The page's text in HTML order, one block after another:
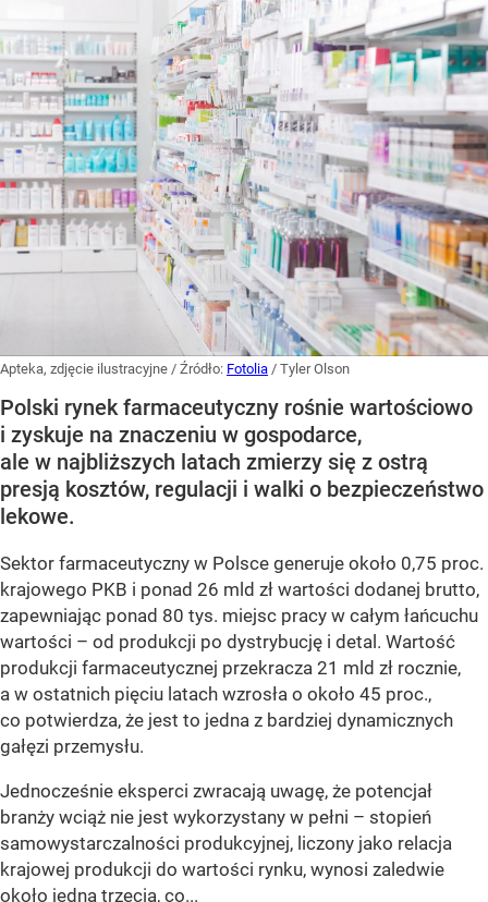
Apteka, zdjęcie ilustracyjne / Źródło: Fotolia / Tyler Olson
Polski rynek farmaceutyczny rośnie wartościowo
i zyskuje na znaczeniu w gospodarce,
ale w najbliższych latach zmierzy się z ostrą
presją kosztów, regulacji i walki o bezpieczeństwo
lekowe.
Sektor farmaceutyczny w Polsce generuje około 0,75 proc.
krajowego PKB i ponad 26 mld zł wartości dodanej brutto,
zapewniając ponad 80 tys. miejsc pracy w całym łańcuchu
wartości – od produkcji po dystrybucję i detal. Wartość
produkcji farmaceutycznej przekracza 21 mld zł rocznie,
a w ostatnich pięciu latach wzrosła o około 45 proc.,
co potwierdza, że jest to jedna z bardziej dynamicznych
gałęzi przemysłu.
Jednocześnie eksperci zwracają uwagę, że potencjał
branży wciąż nie jest wykorzystany w pełni – stopień
samowystarczalności produkcyjnej, liczony jako relacja
krajowej produkcji do wartości rynku, wynosi zaledwie
około jedną trzecią, co...